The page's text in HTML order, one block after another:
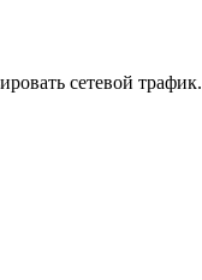
сетевой трафик.